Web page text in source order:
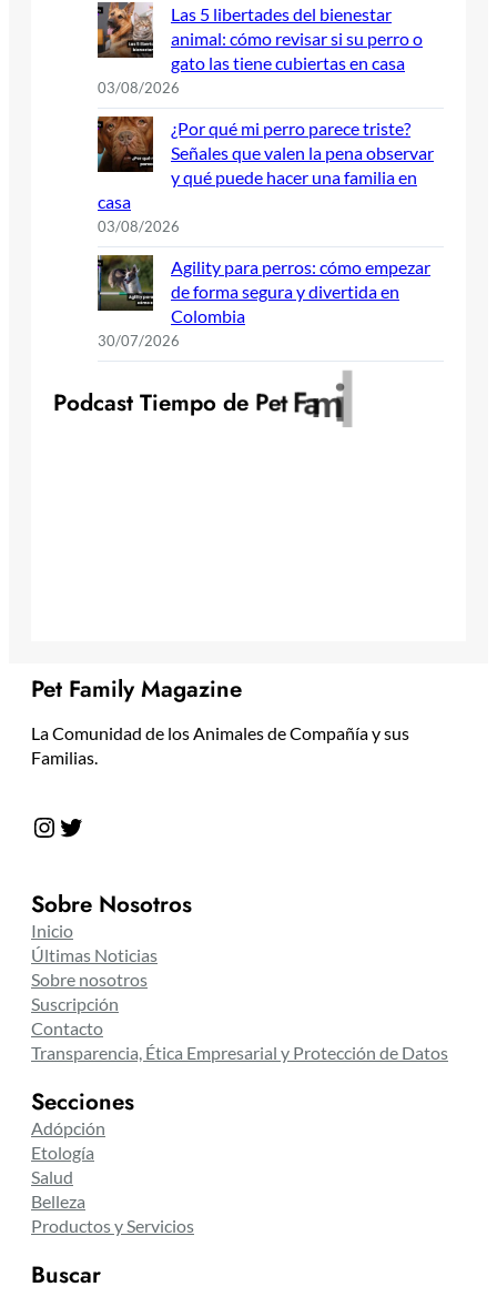
Las 5 libertades del bienestar
animal: cómo revisar si su perro o
gato las tiene cubiertas en casa
03/08/2026
¿Por qué mi perro parece triste?
Señales que valen la pena observar
y qué puede hacer una familia en
casa
03/08/2026
Agility para perros: cómo empezar
de forma segura y divertida en
Colombia
30/07/2026
Podcast Tiempo de PetFamil
Pet Family Magazine
La Comunidad de los Animales de Compañía y sus
Familias.
Instagram Twitter
Sobre Nosotros
Inicio
Últimas Noticias
Sobre nosotros
Suscripción
Contacto
Transparencia, Ética Empresarial y Protección de Datos
Secciones
Adópción
Etología
Salud
Belleza
Productos y Servicios
Buscar